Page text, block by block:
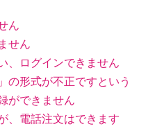
ん
せん
、ログインできません
の形式が不正ですという
ができません
、電話注文はできます